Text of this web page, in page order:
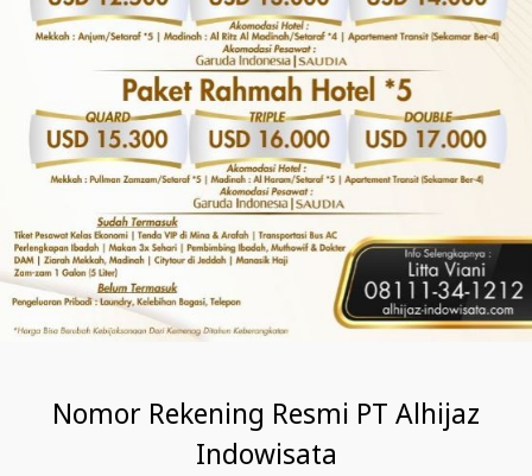
Nomor Rekening Resmi PT Alhijaz
Indowisata